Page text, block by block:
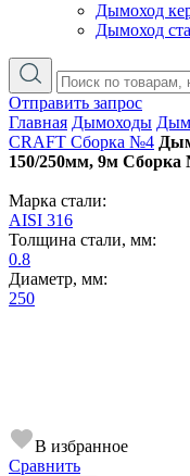
Дымоход
Дымоход
Отправить запрос
Главная Дымоходы
CRAFT Сборка №4
150/250мм, 9м
Марка стали:
AISI 316
Толщина стали, мм:
0.8
Диаметр, мм:
250
В избранное
Сравнить